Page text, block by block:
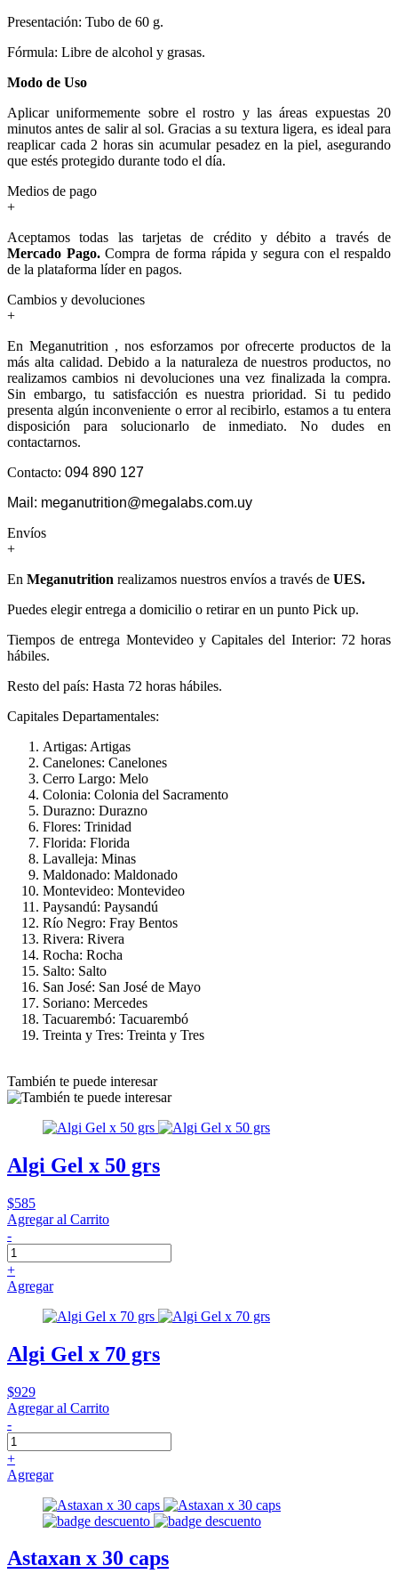
Presentación: Tubo de 60 g.
Fórmula: Libre de alcohol y grasas.
Modo de Uso
Aplicar uniformemente sobre el rostro y las áreas expuestas 20
minutos antes de salir al sol. Gracias a su textura ligera, es ideal para
reaplicar cada 2 horas sin acumular pesadez en la piel, asegurando
que estés protegido durante todo el día.
Medios de pago
+
Aceptamos todas las tarjetas de crédito y débito a través de
Mercado Pago.Compra de forma rápida y segura con el respaldo
de la plataforma líder en pagos.
Cambios y devoluciones
+
En Meganutrition , nos esforzamos por ofrecerte productos de la
más alta calidad. Debido a la naturaleza de nuestros productos, no
realizamos cambios ni devoluciones una vez finalizada la compra.
Sin embargo, tu satisfacción es nuestra prioridad. Si tu pedido
presenta algún inconveniente o error al recibirlo, estamos a tu entera
disposición para solucionarlo de inmediato. No dudes en
contactarnos.
Contacto: 094 890 127
Mail: meganutrition@megalabs.com.uy
Envíos
+
En Meganutrition realizamos nuestros envíos a través de UES.
Puedes elegir entrega a domicilio o retirar en un punto Pick up.
Tiempos de entrega Montevideo y Capitales del Interior: 72 horas
hábiles.
Resto del país: Hasta 72 horas hábiles.
Capitales Departamentales:
Artigas: Artigas
Canelones: Canelones
Cerro Largo: Melo
Colonia: Colonia del Sacramento
Durazno: Durazno
Flores: Trinidad
Florida: Florida
Lavalleja: Minas
Maldonado: Maldonado
Montevideo: Montevideo
Paysandú: Paysandú
Río Negro: Fray Bentos
Rivera: Rivera
Rocha: Rocha
Salto: Salto
San José: San José de Mayo
Soriano: Mercedes
Tacuarembó: Tacuarembó
Treinta y Tres: Treinta y Tres
También te puede interesar
Algi Gel x 50 grs
$585
Agregar al Carrito
-
+
Agregar
Algi Gel x 70 grs
$929
Agregar al Carrito
-
+
Agregar
Astaxan x 30 caps